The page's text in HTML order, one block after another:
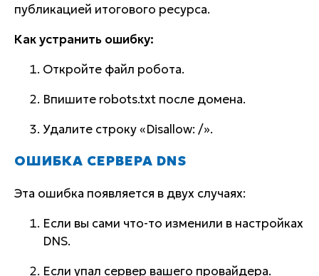
публикацией итогового ресурса.
Как устранить ошибку:
Откройте файл робота.
Впишите robots.txt после домена.
Удалите строку «Disallow: /».
ОШИБКА СЕРВЕРА DNS
Эта ошибка появляется в двух случаях:
Если вы сами что-то изменили в настройках
DNS.
Если упал сервер вашего провайдера.